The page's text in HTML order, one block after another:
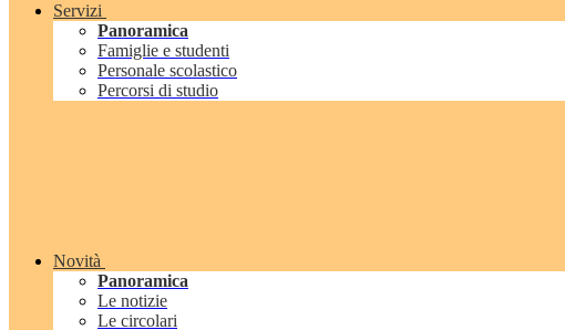
Servizi
Panoramica
Famiglie e studenti
Personale scolastico
Percorsi di studio
Novità
Panoramica
Le notizie
Le circolari